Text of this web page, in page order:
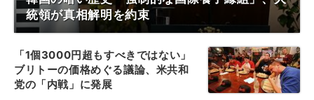
統領が真相解明を約束
「1個3000円超もすべきではない」
ブリトーの価格めぐる議論、米共和
党の「内戦」に発展